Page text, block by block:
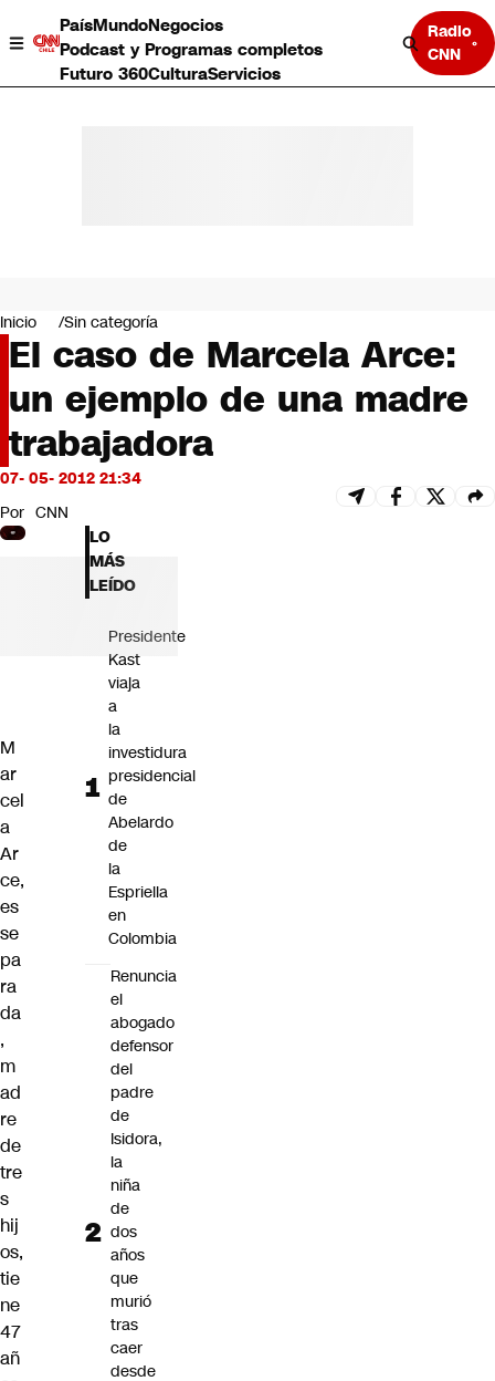
PaísMundoNegocios
Podcast y Programas completos
Futuro 360CulturaServicios
Radio
CNN
Negocios
Deportes
Programas completos
Cultura
Servicios
Bits
CNN tiempo
Futuro 360
Opinión
Inicio Sin categoría
El caso de Marcela Arce:
un ejemplo de una madre
trabajadora
07- 05- 2012 21:34
Por CNN
M
ar
cel
a
Ar
ce,
es
se
pa
ra
da
,
m
ad
re
de
tre
s
hij
os,
tie
ne
47
añ
LO
MÁS
LEÍDO
Presidente
Kast
viaja
a
la
investidura
presidencial
de
Abelardo
de
la
Espriella
en
Colombia
Renuncia
el
abogado
defensor
del
padre
de
Isidora,
la
niña
de
dos
años
que
murió
tras
caer
desde